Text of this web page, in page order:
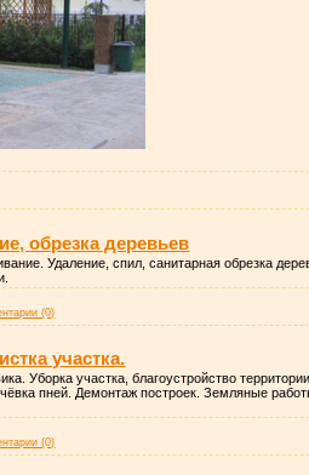
обрезка деревьев
Удаление, спил, санитарная обрезка
(0)
участка.
Уборка участка, благоустройство
пней. Демонтаж построек. Земляные
(0)